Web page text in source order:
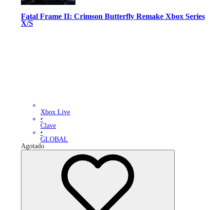
Fatal Frame II: Crimson Butterfly Remake Xbox Series
X/S
Xbox Live
•
Clave
•
GLOBAL
Agotado